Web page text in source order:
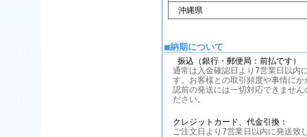
沖縄県
■納期について
振込（銀行・郵便局：前払です）
通常は入金確認日より7営業日以内
す。お客様との取引頻度や事情に
認前の発送には一切対応できませ
ださい。
クレジットカード、代金引換：
ご注文日より7営業日以内に発送致